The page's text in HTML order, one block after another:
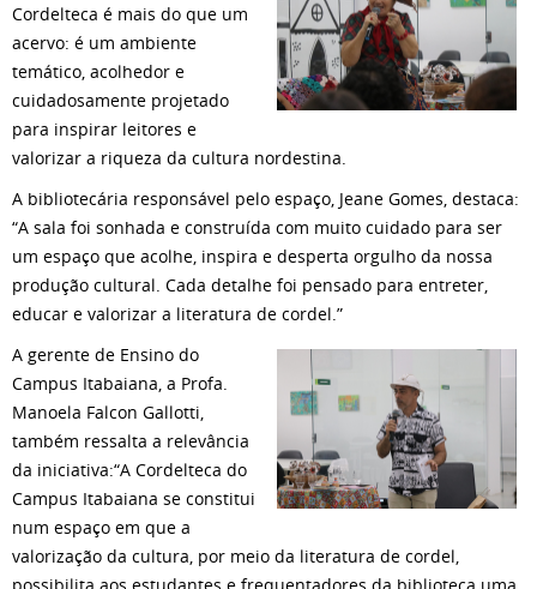
Cordelteca é mais do que um
acervo: é um ambiente
temático, acolhedor e
cuidadosamente projetado
para inspirar leitores e
valorizar a riqueza da cultura nordestina.
A bibliotecária responsável pelo espaço, Jeane Gomes, destaca:
“A sala foi sonhada e construída com muito cuidado para ser
um espaço que acolhe, inspira e desperta orgulho da nossa
produção cultural. Cada detalhe foi pensado para entreter,
educar e valorizar a literatura de cordel.”
A gerente de Ensino do
Campus Itabaiana, a Profa.
Manoela Falcon Gallotti,
também ressalta a relevância
da iniciativa:“A Cordelteca do
Campus Itabaiana se constitui
num espaço em que a
valorização da cultura, por meio da literatura de cordel,